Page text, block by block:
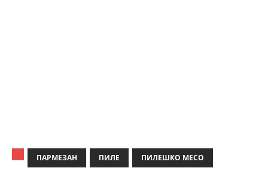
ПАРМЕЗАН ПИЛЕ ПИЛЕШКО МЕСО